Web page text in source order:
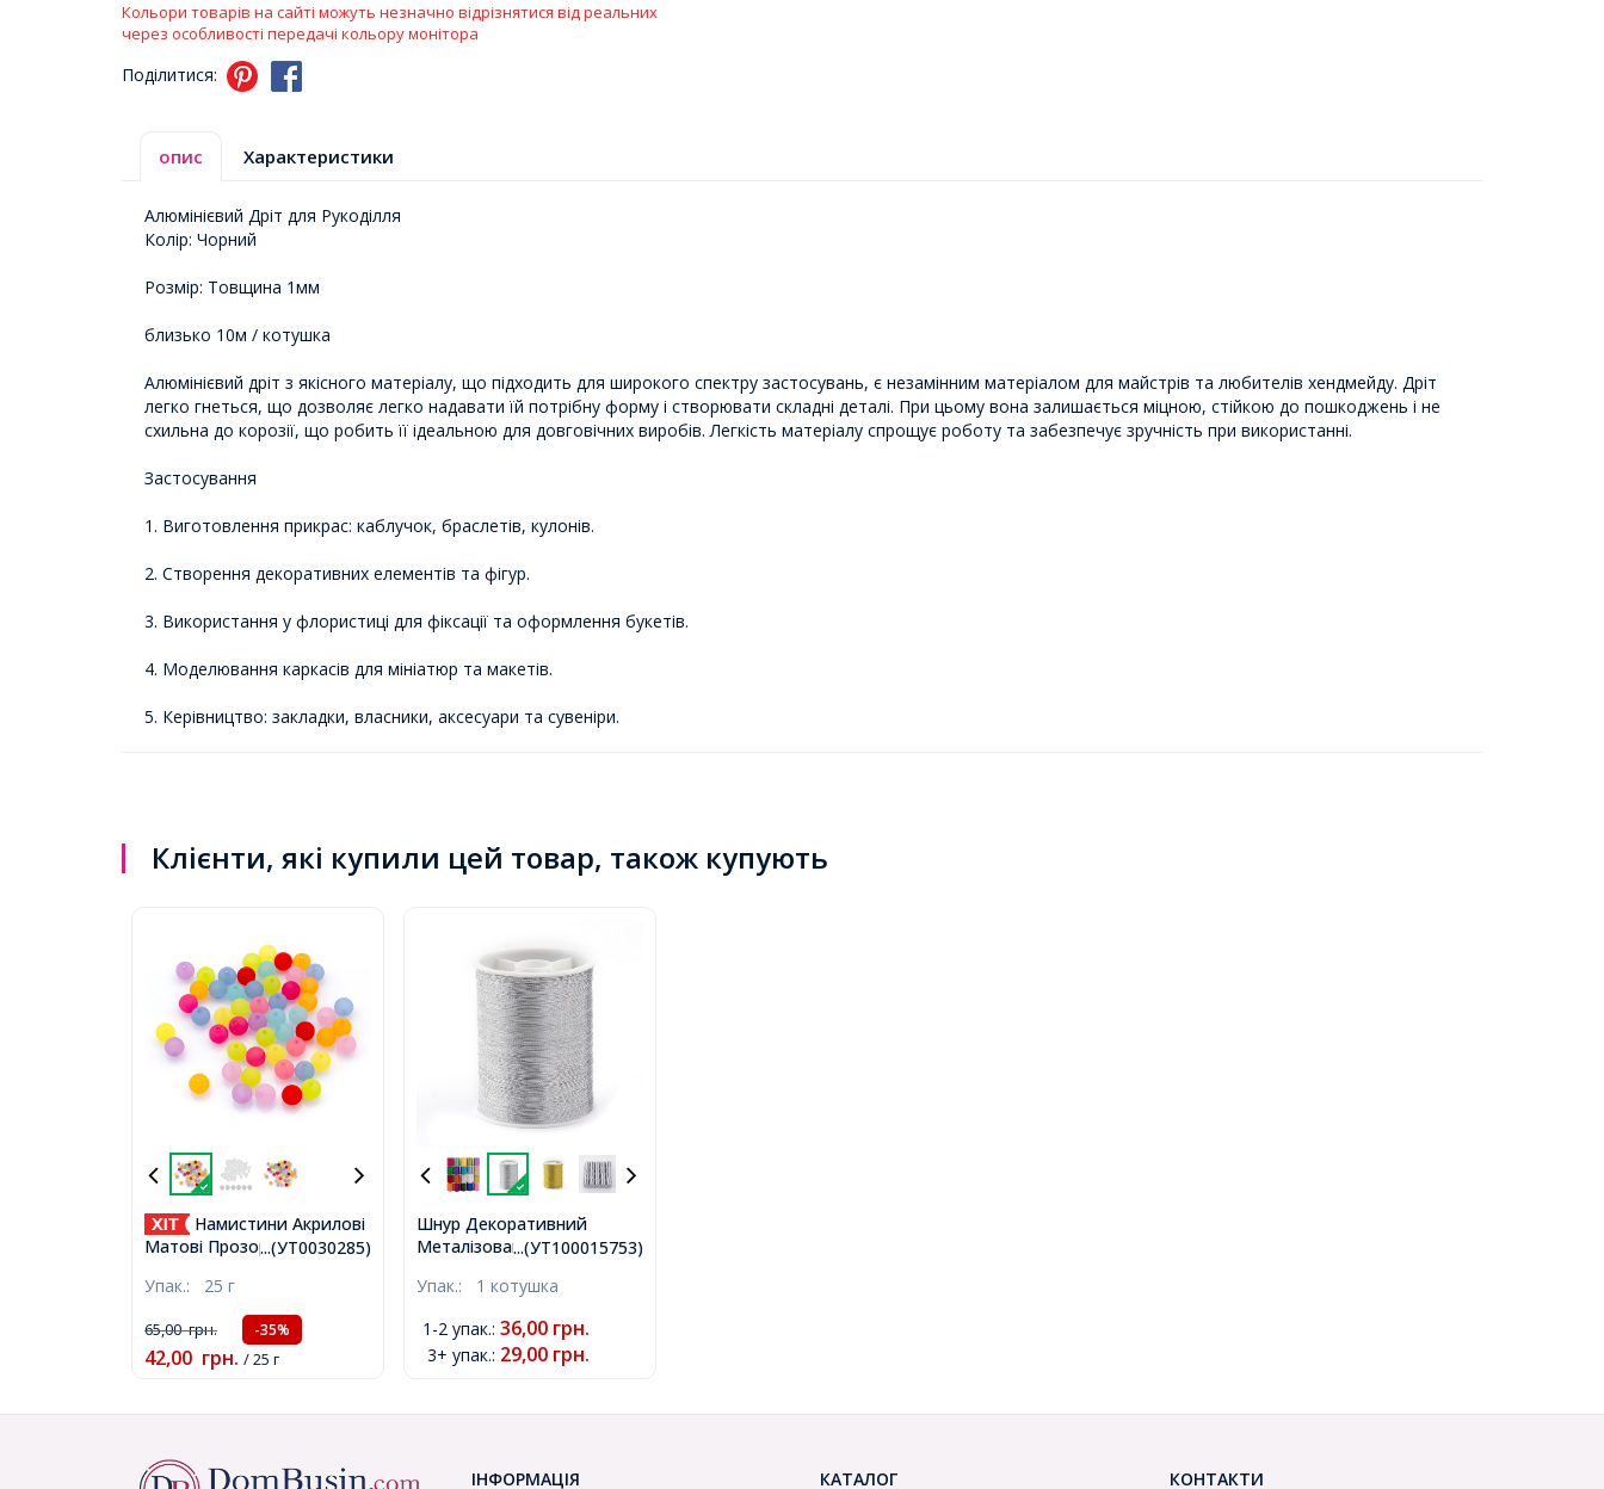
Кольори товарів на сайті можуть незначно відрізнятися від реальних
через особливості передачі кольору монітора
Поділитися:
опис Характеристики
Алюмінієвий Дріт для Рукоділля
Колір: Чорний
Розмір: Товщина 1мм
близько 10м / котушка
Алюмінієвий дріт з якісного матеріалу, що підходить для широкого спектру застосувань, є незамінним матеріалом для майстрів та любителів хендмейду. Дріт
легко гнеться, що дозволяє легко надавати їй потрібну форму і створювати складні деталі. При цьому вона залишається міцною, стійкою до пошкоджень і не
схильна до корозії, що робить її ідеальною для довговічних виробів. Легкість матеріалу спрощує роботу та забезпечує зручність при використанні.
Застосування
1. Виготовлення прикрас: каблучок, браслетів, кулонів.
2. Створення декоративних елементів та фігур.
3. Використання у флористиці для фіксації та оформлення букетів.
4. Моделювання каркасів для мініатюр та макетів.
5. Керівництво: закладки, власники, аксесуари та сувеніри.
Клієнти, які купили цей товар, також купують
...(УТ0030285)
Намистини Акрилові
Матові Прозорі Круглі,
близько 90шт/25г,
(УТ0030285)
Упак.: 25 г
65,00грн. -35%
42,00 грн. / 25 г
...(УТ100015753)
Шнур Декоративний
Металізований,
55м/котушка,
Упак.: 1 котушка
1-2 упак.: 36,00 грн.
3+ упак.: 29,00 грн.
ІНФОРМАЦІЯ КАТАЛОГ КОНТАКТИ